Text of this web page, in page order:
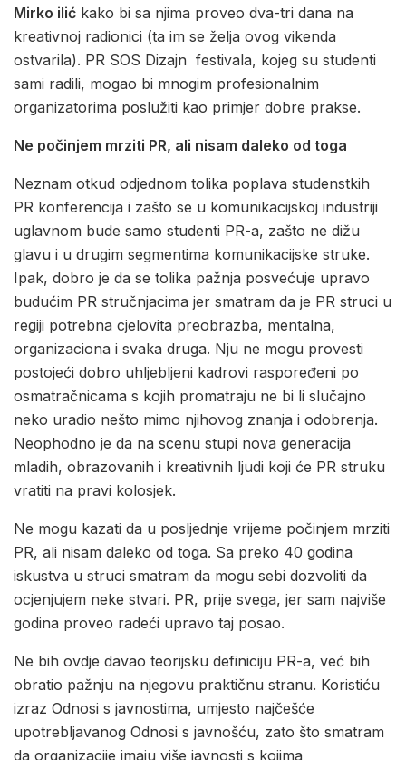
Mirko ilić kako bi sa njima proveo dva-tri dana na
kreativnoj radionici (ta im se želja ovog vikenda
ostvarila). PR SOS Dizajn festivala, kojeg su studenti
sami radili, mogao bi mnogim profesionalnim
organizatorima poslužiti kao primjer dobre prakse.
Ne počinjem mrziti PR, ali nisam daleko od toga
Neznam otkud odjednom tolika poplava studenstkih
PR konferencija i zašto se u komunikacijskoj industriji
uglavnom bude samo studenti PR-a, zašto ne dižu
glavu i u drugim segmentima komunikacijske struke.
Ipak, dobro je da se tolika pažnja posvećuje upravo
budućim PR stručnjacima jer smatram da je PR struci u
regiji potrebna cjelovita preobrazba, mentalna,
organizaciona i svaka druga. Nju ne mogu provesti
postojeći dobro uhljebljeni kadrovi raspoređeni po
osmatračnicama s kojih promatraju ne bi li slučajno
neko uradio nešto mimo njihovog znanja i odobrenja.
Neophodno je da na scenu stupi nova generacija
mladih, obrazovanih i kreativnih ljudi koji će PR struku
vratiti na pravi kolosjek.
Ne mogu kazati da u posljednje vrijeme počinjem mrziti
PR, ali nisam daleko od toga. Sa preko 40 godina
iskustva u struci smatram da mogu sebi dozvoliti da
ocjenjujem neke stvari. PR, prije svega, jer sam najviše
godina proveo radeći upravo taj posao.
Ne bih ovdje davao teorijsku definiciju PR-a, već bih
obratio pažnju na njegovu praktičnu stranu. Koristiću
izraz Odnosi s javnostima, umjesto najčešće
upotrebljavanog Odnosi s javnošću, zato što smatram
da organizacije imaju više javnosti s kojima